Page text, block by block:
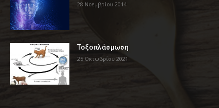
28 Νοεμβρίου 2014
Τοξοπλάσμωση
25 Οκτωβρίου 2021